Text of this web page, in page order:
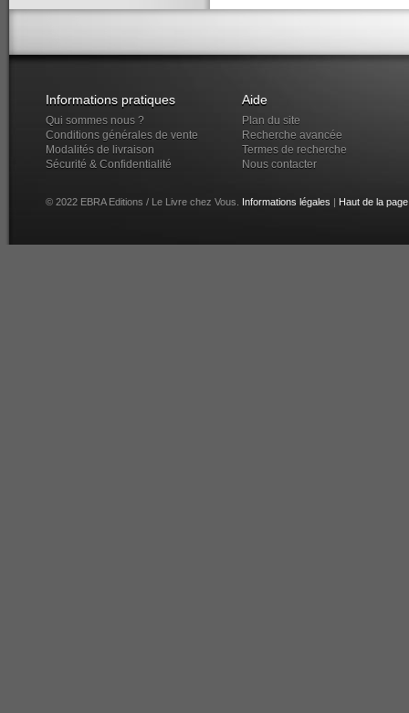
Informations pratiques
Qui sommes nous ?
Conditions générales de vente
Modalités de livraison
Sécurité & Confidentialité
Aide
Plan du site
Recherche avancée
Termes de recherche
Nous contacter
© 2022 EBRA Editions / Le Livre chez Vous. Informations légales Haut de la page